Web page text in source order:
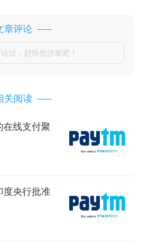
章评论
过，赶快抢沙发吧！
关阅读
在线支付聚
度央行批准